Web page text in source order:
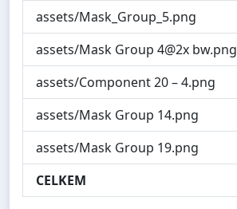
assets/Mask_Group_5.png
assets/Mask Group 4@2x bw.png
assets/Component 20 – 4.png
assets/Mask Group 14.png
assets/Mask Group 19.png
CELKEM